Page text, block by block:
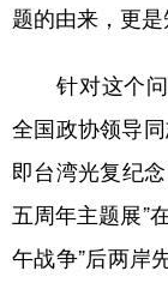
题的由来，更是
针对这个问
全国政协领导
即台湾光复纪
五周年主题展”
午战争”后两岸